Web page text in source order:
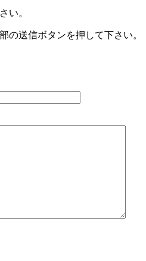
い。
の送信ボタンを押して下さい。